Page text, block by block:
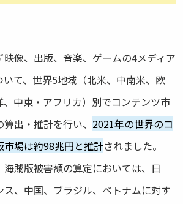
像、出版、音楽、ゲームの4メディア
いて、世界5地域（北米、中南米、欧
中東・アフリカ）別でコンテンツ市
出・推計を行い、 2021年の世界のコ
市場は約98兆円と推計されました。
賊版被害額の算定においては、日
、中国、ブラジル、ベトナムに対す